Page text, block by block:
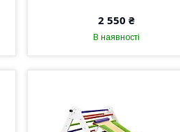
2 550 ₴
В наявності